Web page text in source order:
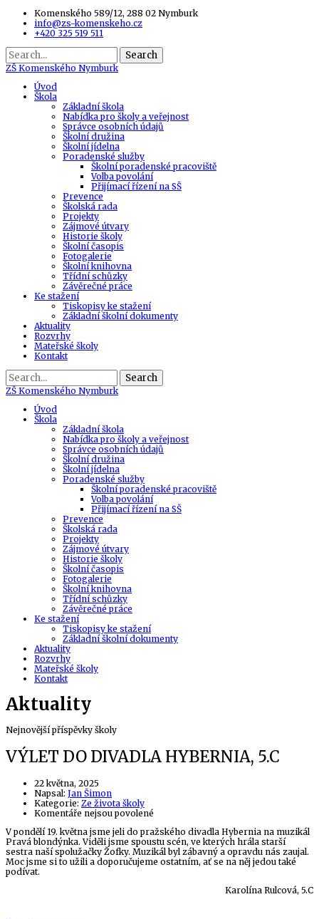
Komenského 589/12, 288 02 Nymburk
info@zs-komenskeho.cz
+420 325 519 511
Search
ZŠ Komenského Nymburk
Úvod
Škola
Základní škola
Nabídka pro školy a veřejnost
Správce osobních údajů
Školní družina
Školní jídelna
Poradenské služby
Školní poradenské pracoviště
Volba povolání
Přijímací řízení na SŠ
Prevence
Školská rada
Projekty
Zájmové útvary
Historie školy
Školní časopis
Fotogalerie
Školní knihovna
Třídní schůzky
Závěrečné práce
Ke stažení
Tiskopisy ke stažení
Základní školní dokumenty
Aktuality
Rozvrhy
Mateřské školy
Kontakt
Search
ZŠ Komenského Nymburk
Úvod
Škola
Základní škola
Nabídka pro školy a veřejnost
Správce osobních údajů
Školní družina
Školní jídelna
Poradenské služby
Školní poradenské pracoviště
Volba povolání
Přijímací řízení na SŠ
Prevence
Školská rada
Projekty
Zájmové útvary
Historie školy
Školní časopis
Fotogalerie
Školní knihovna
Třídní schůzky
Závěrečné práce
Ke stažení
Tiskopisy ke stažení
Základní školní dokumenty
Aktuality
Rozvrhy
Mateřské školy
Kontakt
Aktuality
Nejnovější příspěvky školy
VÝLET DO DIVADLA HYBERNIA, 5.C
22 května, 2025
Napsal: Author
Jan Šimon
Kategorie: Ze života školy
Komentáře nejsou povolené
s
názvem
VÝLET
DO
V pondělí 19. května jsme jeli do pražského divadla Hybernia na muzikál
Pravá blondýnka. Viděli jsme spoustu scén, ve kterých hrála starší
sestra naší spolužačky Žofky. Muzikál byl zábavný a opravdu nás zaujal.
Moc jsme si to užili a doporučujeme ostatním, ať se na něj jedou také
podívat.
Karolína Rulcová, 5.C